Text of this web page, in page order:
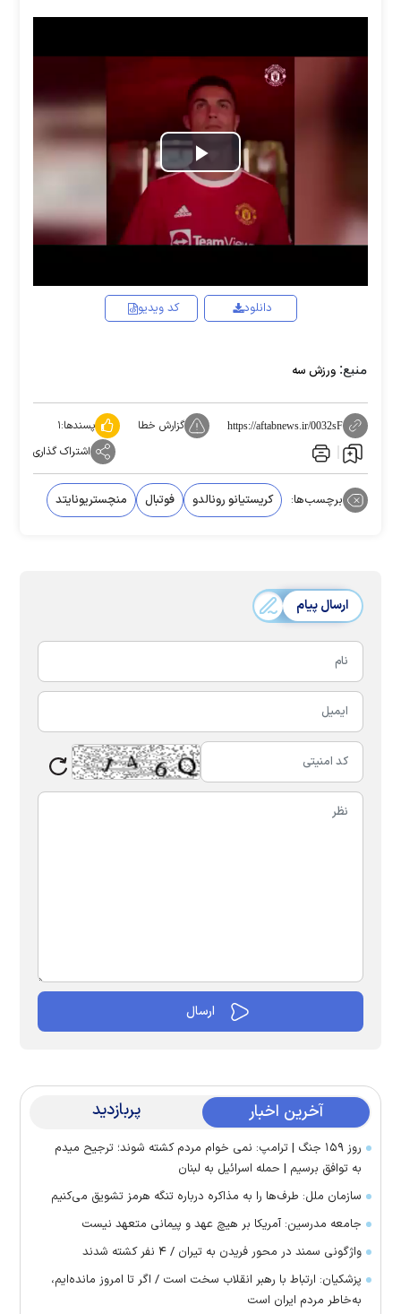
Play
Video
کد ویدیو دانلود
منبع: ورزش سه
https://aftabnews.ir/0032sF گزارش خطا پسندها:۱
اشتراک گذاری
برچسب‌ها: کریستیانو رونالدو فوتبال منچستریونایتد
ارسال پیام
آخرین اخبار پربازدید
روز ۱۵۹ جنگ | ترامپ: نمی خوام مردم کشته شوند؛ ترجیح میدم
به توافق برسیم | حمله اسرائیل به لبنان
سازمان ملل: طرف‌ها را به مذاکره درباره تنگه هرمز تشویق می‌کنیم
جامعه مدرسین: آمریکا بر هیچ عهد و پیمانی متعهد نیست
واژگونی سمند در محور فریدن به تیران / ۴ نفر کشته شدند
پزشکیان: ارتباط با رهبر انقلاب سخت است / اگر تا امروز مانده‌ایم،
به‌خاطر مردم ایران است